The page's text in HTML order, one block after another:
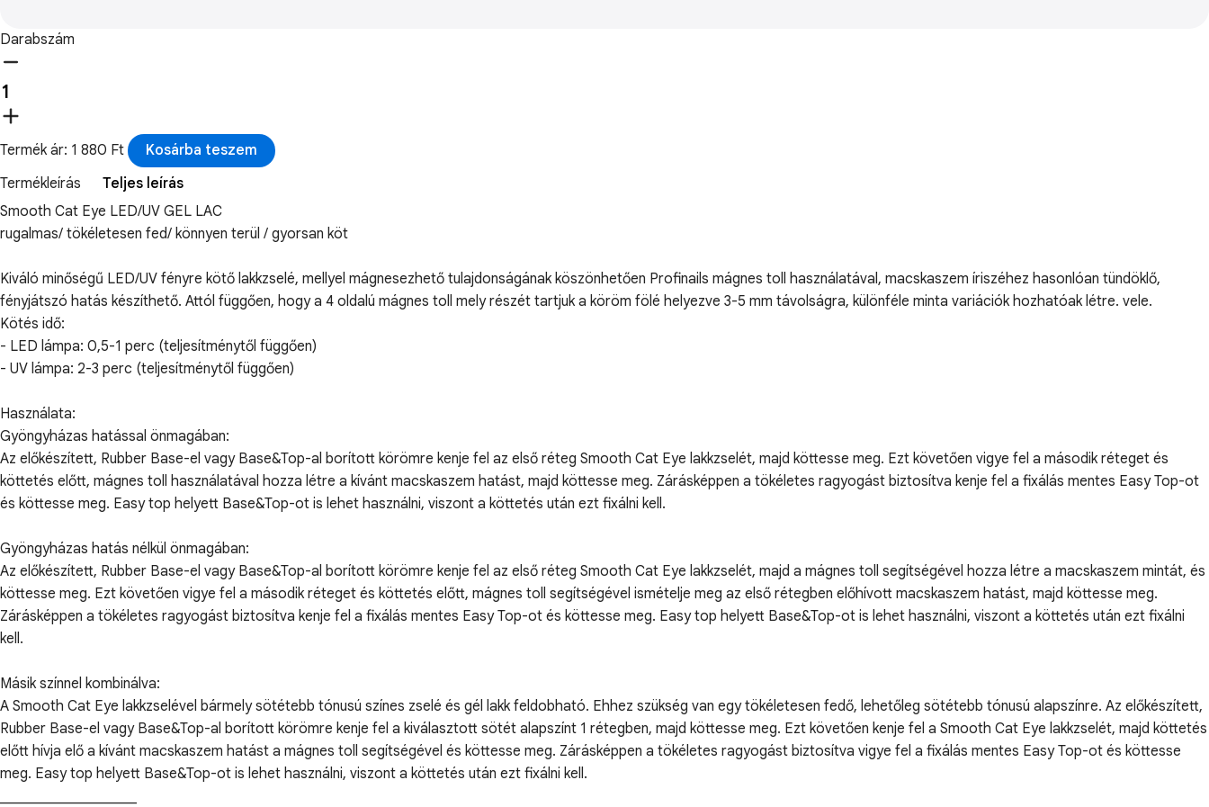
Darabszám
Termék ár: 1 880 Ft
Kosárba teszem
Termékleírás
Teljes leírás
Smooth Cat Eye LED/UV GEL LAC
rugalmas/ tökéletesen fed/ könnyen terül / gyorsan köt
Kiváló minőségű LED/UV fényre kötő lakkzselé, mellyel mágnesezhető tulajdonságának köszönhetően Profinails mágnes toll használatával, macskaszem íriszéhez hasonlóan tündöklő,
fényjátszó hatás készíthető. Attól függően, hogy a 4 oldalú mágnes toll mely részét tartjuk a köröm fölé helyezve 3-5 mm távolságra, különféle minta variációk hozhatóak létre. vele.
Kötés idő:
- LED lámpa: 0,5-1 perc (teljesítménytől függően)
- UV lámpa: 2-3 perc (teljesítménytől függően)
Használata:
Gyöngyházas hatással önmagában:
Az előkészített, Rubber Base-el vagy Base&Top-al borított körömre kenje fel az első réteg Smooth Cat Eye lakkzselét, majd köttesse meg. Ezt követően vigye fel a második réteget és
köttetés előtt, mágnes toll használatával hozza létre a kívánt macskaszem hatást, majd köttesse meg. Zárásképpen a tökéletes ragyogást biztosítva kenje fel a fixálás mentes Easy Top-ot
és köttesse meg. Easy top helyett Base&Top-ot is lehet használni, viszont a köttetés után ezt fixálni kell.
Gyöngyházas hatás nélkül önmagában:
Az előkészített, Rubber Base-el vagy Base&Top-al borított körömre kenje fel az első réteg Smooth Cat Eye lakkzselét, majd a mágnes toll segítségével hozza létre a macskaszem mintát, és
köttesse meg. Ezt követően vigye fel a második réteget és köttetés előtt, mágnes toll segítségével ismételje meg az első rétegben előhívott macskaszem hatást, majd köttesse meg.
Zárásképpen a tökéletes ragyogást biztosítva kenje fel a fixálás mentes Easy Top-ot és köttesse meg. Easy top helyett Base&Top-ot is lehet használni, viszont a köttetés után ezt fixálni
kell.
Másik színnel kombinálva:
A Smooth Cat Eye lakkzselével bármely sötétebb tónusú színes zselé és gél lakk feldobható. Ehhez szükség van egy tökéletesen fedő, lehetőleg sötétebb tónusú alapszínre. Az előkészített,
Rubber Base-el vagy Base&Top-al borított körömre kenje fel a kiválasztott sötét alapszínt 1 rétegben, majd köttesse meg. Ezt követően kenje fel a Smooth Cat Eye lakkzselét, majd köttetés
előtt hívja elő a kívánt macskaszem hatást a mágnes toll segítségével és köttesse meg. Zárásképpen a tökéletes ragyogást biztosítva vigye fel a fixálás mentes Easy Top-ot és köttesse
meg. Easy top helyett Base&Top-ot is lehet használni, viszont a köttetés után ezt fixálni kell.